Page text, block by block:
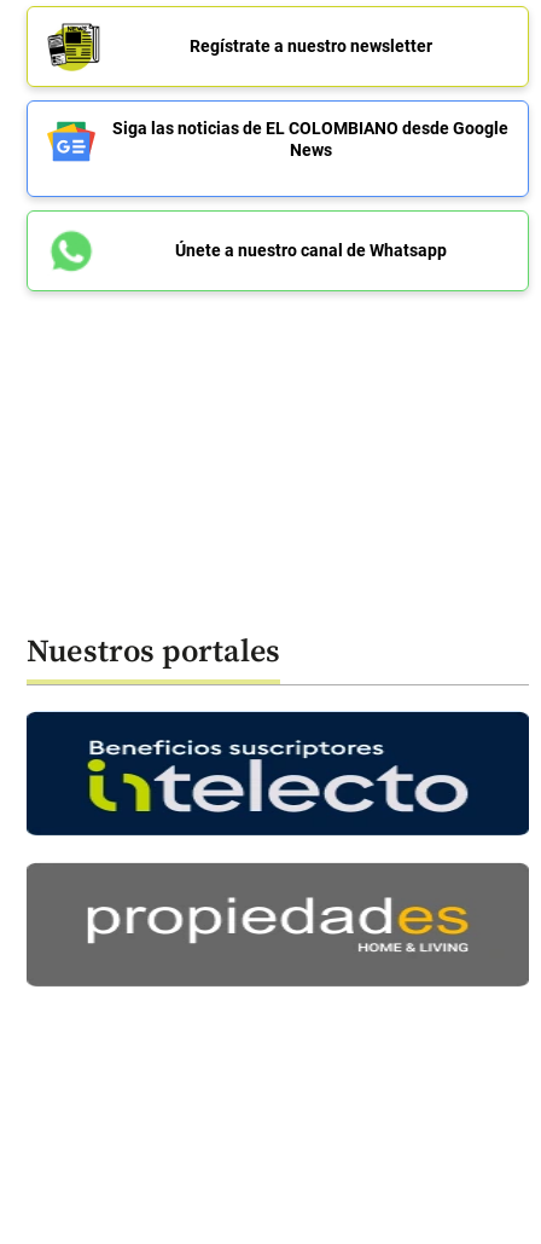
Regístrate a nuestro newsletter
Siga las noticias de EL COLOMBIANO desde Google
News
Únete a nuestro canal de Whatsapp
Nuestros portales